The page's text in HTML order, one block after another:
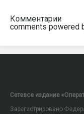
Комментарии
comments powered
Сетевое издание
Зарегистрировано